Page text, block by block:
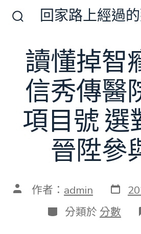
切
換
開
回家路上經過
讀懂掉智
信秀傳醫
項目號 選
晉陞參
文 作者： admin 發
表
日
期
分
類
分類於 分數